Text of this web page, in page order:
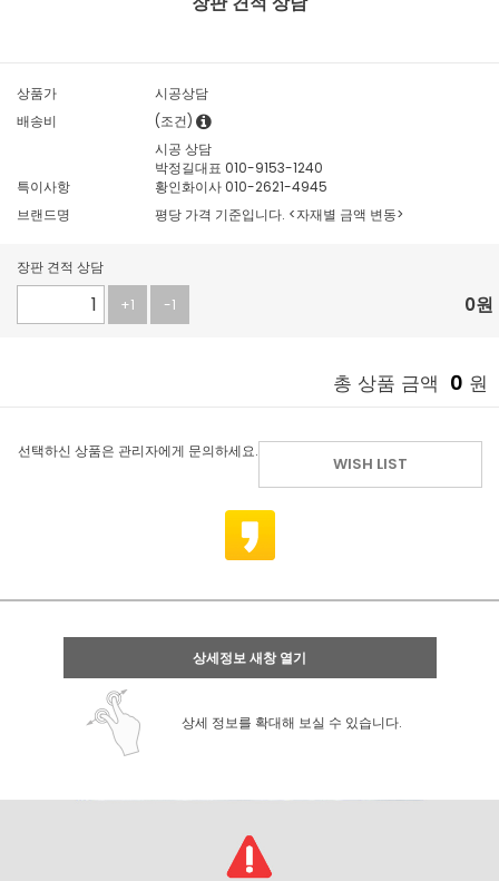
상품가
시공상담
배송비
(조건)
특이사항
시공 상담
박정길대표 010-9153-1240
황인화이사 010-2621-4945
브랜드명
평당 가격 기준입니다. <자재별 금액 변동>
장판 견적 상담
+1
-1 0원
총 상품 금액 0 원
WISH LIST
선택하신 상품은 관리자에게 문의하세요.
상세정보 새창 열기
상세 정보를 확대해 보실 수 있습니다.